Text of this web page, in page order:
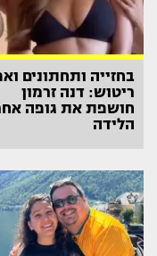
בחזייה ותחתונים
ריטוש: דנה זרמון
חושפת את גופה
הלידה